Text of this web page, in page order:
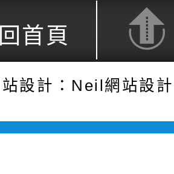
首頁
設計：Neil網站設